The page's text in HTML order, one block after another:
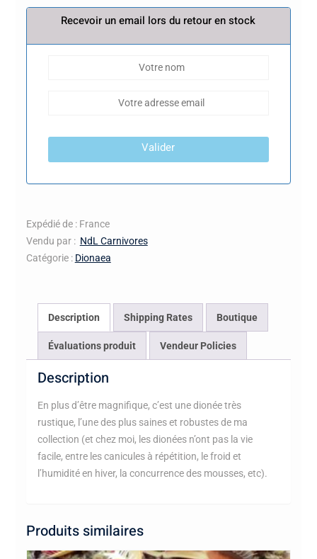
Recevoir un email lors du retour en stock
Valider
Expédié de : France
Vendu par : NdL Carnivores
Catégorie : Dionaea
Description Shipping Rates Boutique
Évaluations produit Vendeur Policies
Description
En plus d’être magnifique, c’est une dionée très
rustique, l’une des plus saines et robustes de ma
collection (et chez moi, les dionées n’ont pas la vie
facile, entre les canicules à répétition, le froid et
l’humidité en hiver, la concurrence des mousses, etc).
Produits similaires